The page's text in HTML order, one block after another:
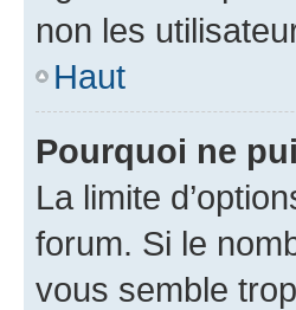
non les
Haut
Pourquoi ne
La limite
forum. Si le
vous semble